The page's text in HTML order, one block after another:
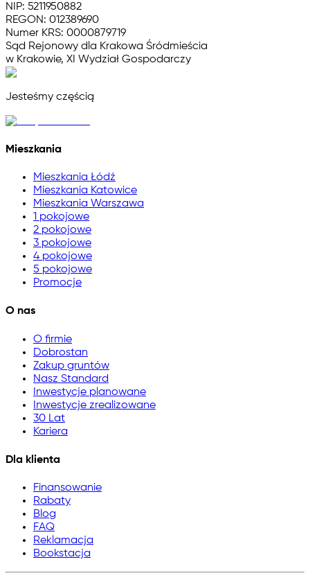
NIP: 5211950882
REGON: 012389690
Numer KRS: 0000879719
Sąd Rejonowy dla Krakowa Śródmieścia
w Krakowie, XI Wydział Gospodarczy
Jesteśmy częścią
Mieszkania
Mieszkania Łódź
Mieszkania Katowice
Mieszkania Warszawa
1 pokojowe
2 pokojowe
3 pokojowe
4 pokojowe
5 pokojowe
Promocje
O nas
O firmie
Dobrostan
Zakup gruntów
Nasz Standard
Inwestycje planowane
Inwestycje zrealizowane
30 Lat
Kariera
Dla klienta
Finansowanie
Rabaty
Blog
FAQ
Reklamacja
Bookstacja